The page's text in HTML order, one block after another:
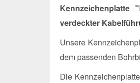
Kennzeichenplatte
verdeckter
Unsere
dem passenden
Die